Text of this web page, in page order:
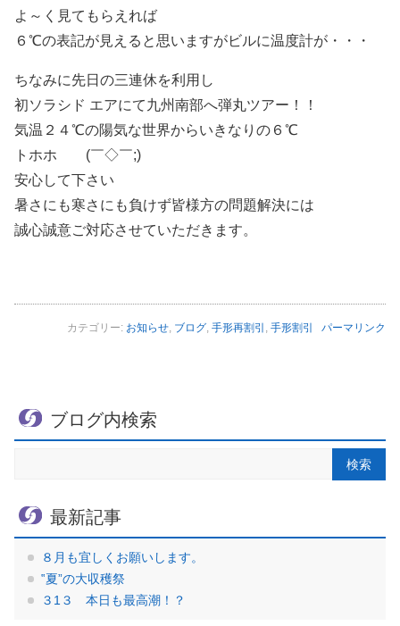
よ～く見てもらえれば
６℃の表記が見えると思いますがビルに温度計が・・・
ちなみに先日の三連休を利用し
初ソラシド エアにて九州南部へ弾丸ツアー！！
気温２４℃の陽気な世界からいきなりの６℃
トホホ (￣◇￣;)
安心して下さい
暑さにも寒さにも負けず皆様方の問題解決には
誠心誠意ご対応させていただきます。
カテゴリー: お知らせ, ブログ, 手形再割引 , 手形割引 パーマリンク
ブログ内検索
最新記事
８月も宜しくお願いします。
‟夏”の大収穫祭
３1３ 本日も最高潮！？